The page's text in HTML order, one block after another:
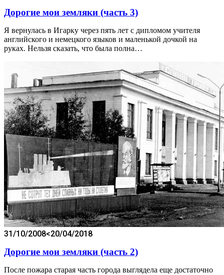
Дорогие мои земляки (часть 3)
Я вернулась в Игарку через пять лет с дипломом учителя
английского и немецкого языков и маленькой дочкой на
руках. Нельзя сказать, что была полна…
31/10/2008<20/04/2018
Дорогие мои земляки (часть 2)
После пожара старая часть города выглядела еще достаточно